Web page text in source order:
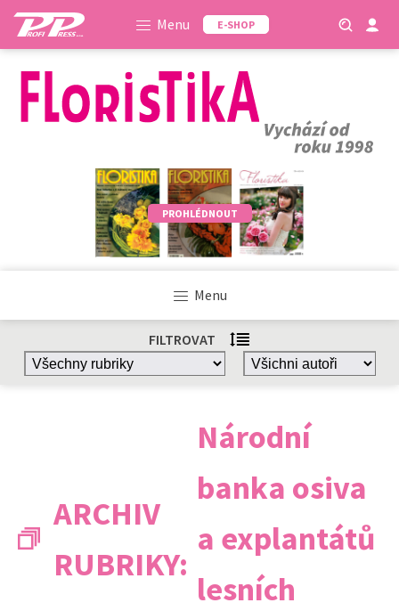
Menu E-SHOP
PROHLÉDNOUT
Menu
FILTROVAT
ARCHIV
RUBRIKY:
Národní
banka osiva
a explantátů
lesních